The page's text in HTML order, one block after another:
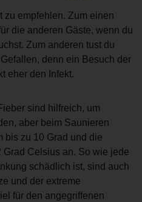
zu empfehlen. Zum einen
die anderen Gäste, wenn du
Zum anderen tust du
denn ein Besuch der
eher den Infekt.
sind hilfreich, um
aber beim Saunieren
bis zu 10 Grad und die
Grad Celsius an. So wie jede
schädlich ist, sind auch
und der extreme
für den angegriffenen